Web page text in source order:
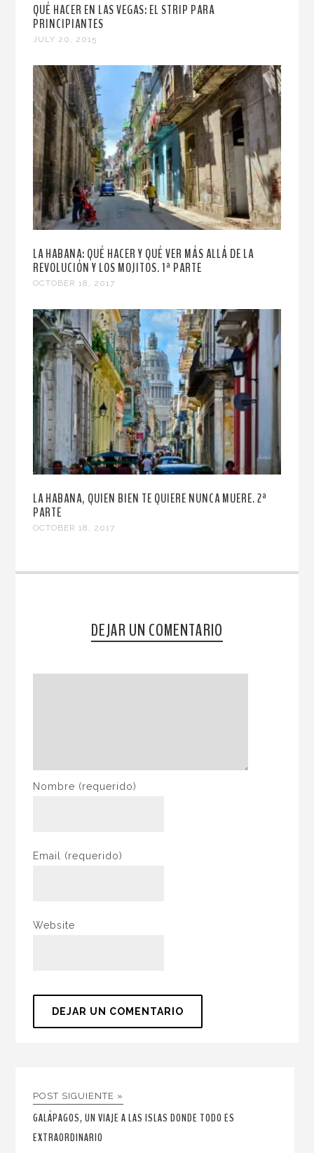
QUÉ HACER EN LAS VEGAS: EL STRIP PARA
PRINCIPIANTES
JULY 20, 2015
LA HABANA: QUÉ HACER Y QUÉ VER MÁS ALLÁ DE LA
REVOLUCIÓN Y LOS MOJITOS. 1ª PARTE
OCTOBER 18, 2017
LA HABANA, QUIEN BIEN TE QUIERE NUNCA MUERE. 2ª
PARTE
OCTOBER 18, 2017
DEJAR UN COMENTARIO
Nombre (requerido)
Email (requerido)
Website
POST SIGUIENTE »
GALÁPAGOS, UN VIAJE A LAS ISLAS DONDE TODO ES
EXTRAORDINARIO